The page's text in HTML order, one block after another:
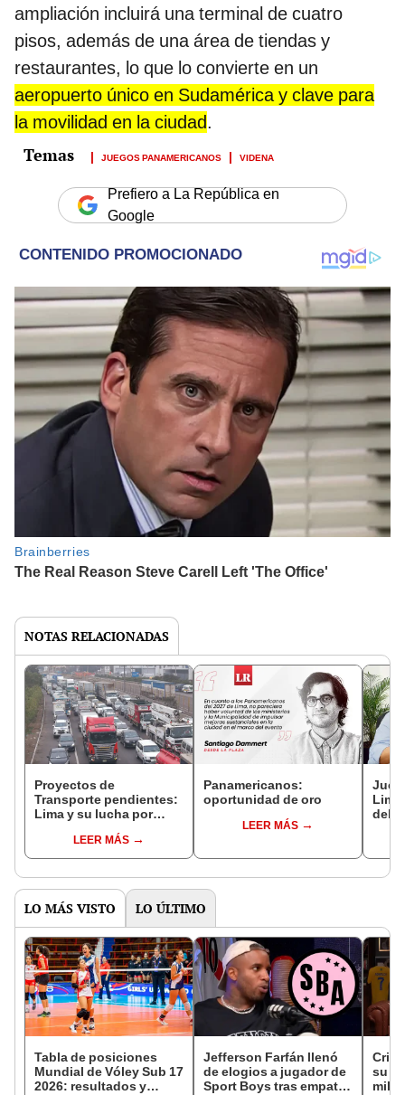
ampliación incluirá una terminal de cuatro
pisos, además de una área de tiendas y
restaurantes, lo que lo convierte en un
aeropuerto único en Sudamérica y clave para
la movilidad en la ciudad.
JUEGOS PANAMERICANOS VIDENA
Prefiero a La República en
Google
NOTAS RELACIONADAS
Proyectos de
Transporte pendientes:
Lima y su lucha por
antes de los
Panamericanos 2027
LEER MÁS
Panamericanos:
oportunidad de oro
LEER MÁS
del
LO MÁS VISTO LO ÚLTIMO
Tabla de posiciones
Mundial de Vóley Sub 17
2026: resultados y
Jefferson Farfán llenó
de elogios a jugador de
Sport Boys tras empate
su